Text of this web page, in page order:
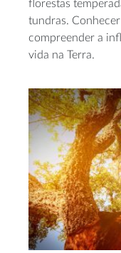
florestas
tundras.
compreender a
vida na Terra.